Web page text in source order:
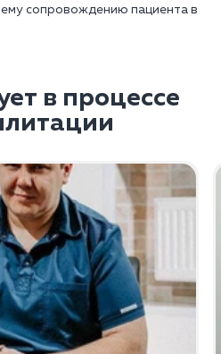
сопровождению пациента в
в процессе